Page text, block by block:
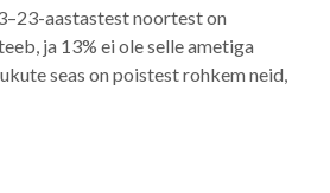
aastastest noortest on
ja 13% ei ole selle ametiga
seas on poistest rohkem neid,